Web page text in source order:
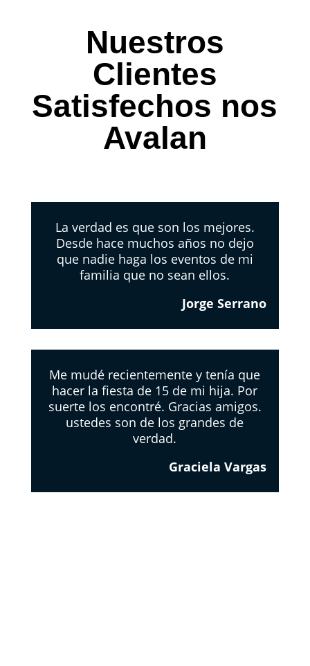
Nuestros
Clientes
Satisfechos nos
Avalan
La verdad es que son los mejores.
Desde hace muchos años no dejo
que nadie haga los eventos de mi
familia que no sean ellos.
Jorge Serrano
Me mudé recientemente y tenía que
hacer la fiesta de 15 de mi hija. Por
suerte los encontré. Gracias amigos.
ustedes son de los grandes de
verdad.
Graciela Vargas